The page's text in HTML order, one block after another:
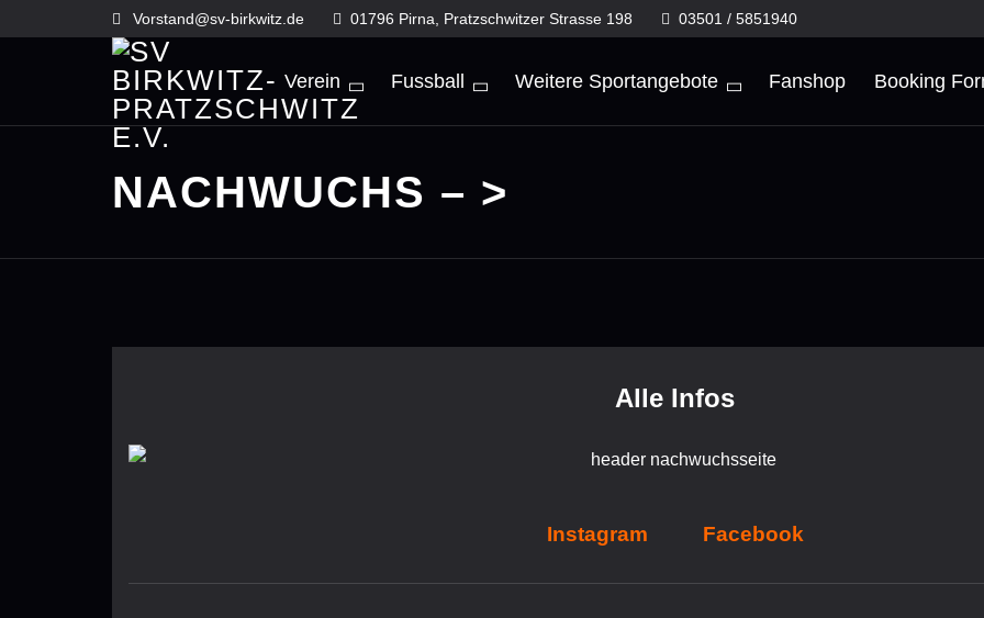
content
Vorstand@sv-birkwitz.de 01796 Pirna, Pratzschwitzer Strasse 198 03501 / 5851940
Verein Fussball Weitere Sportangebote Fanshop Booking
NACHWUCHS – >
Alle Infos
Instagram Facebook